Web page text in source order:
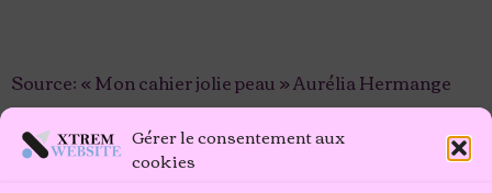
Gérer le consentement aux
cookies
Source: « Mon cahier jolie peau » Aurélia Hermange